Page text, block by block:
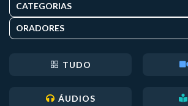
CATEGORIAS
ORADORES
TUDO
ÁUDIOS